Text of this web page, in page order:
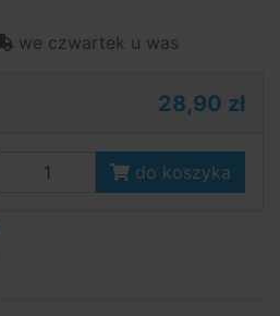
we czwartek u was
28,90 zł
do koszyka